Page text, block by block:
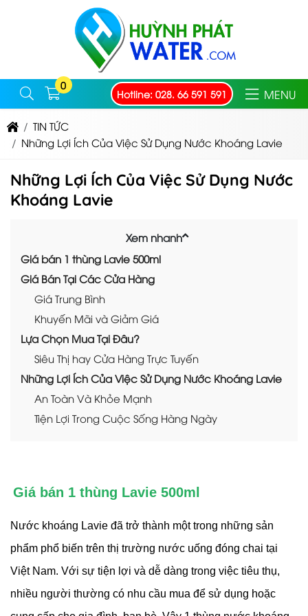
0
Hotline: 028. 66 591 591 MENU
TIN TỨC
Những Lợi Ích Của Việc Sử Dụng Nước Khoáng Lavie
Những Lợi Ích Của Việc Sử Dụng Nước
Khoáng Lavie
Xem nhanh
Giá bán 1 thùng Lavie 500ml
Giá Bán Tại Các Cửa Hàng
Giá Trung Bình
Khuyến Mãi và Giảm Giá
Lựa Chọn Mua Tại Đâu?
Siêu Thị hay Cửa Hàng Trực Tuyến
Những Lợi Ích Của Việc Sử Dụng Nước Khoáng Lavie
An Toàn Và Khỏe Mạnh
Tiện Lợi Trong Cuộc Sống Hàng Ngày
Giá bán 1 thùng Lavie 500ml
Nước khoáng Lavie đã trở thành một trong những sản
phẩm phổ biến trên thị trường nước uống đóng chai tại
Việt Nam. Với sự tiện lợi và dễ dàng trong việc tiêu thụ,
nhiều người thường có nhu cầu mua để sử dụng hoặc